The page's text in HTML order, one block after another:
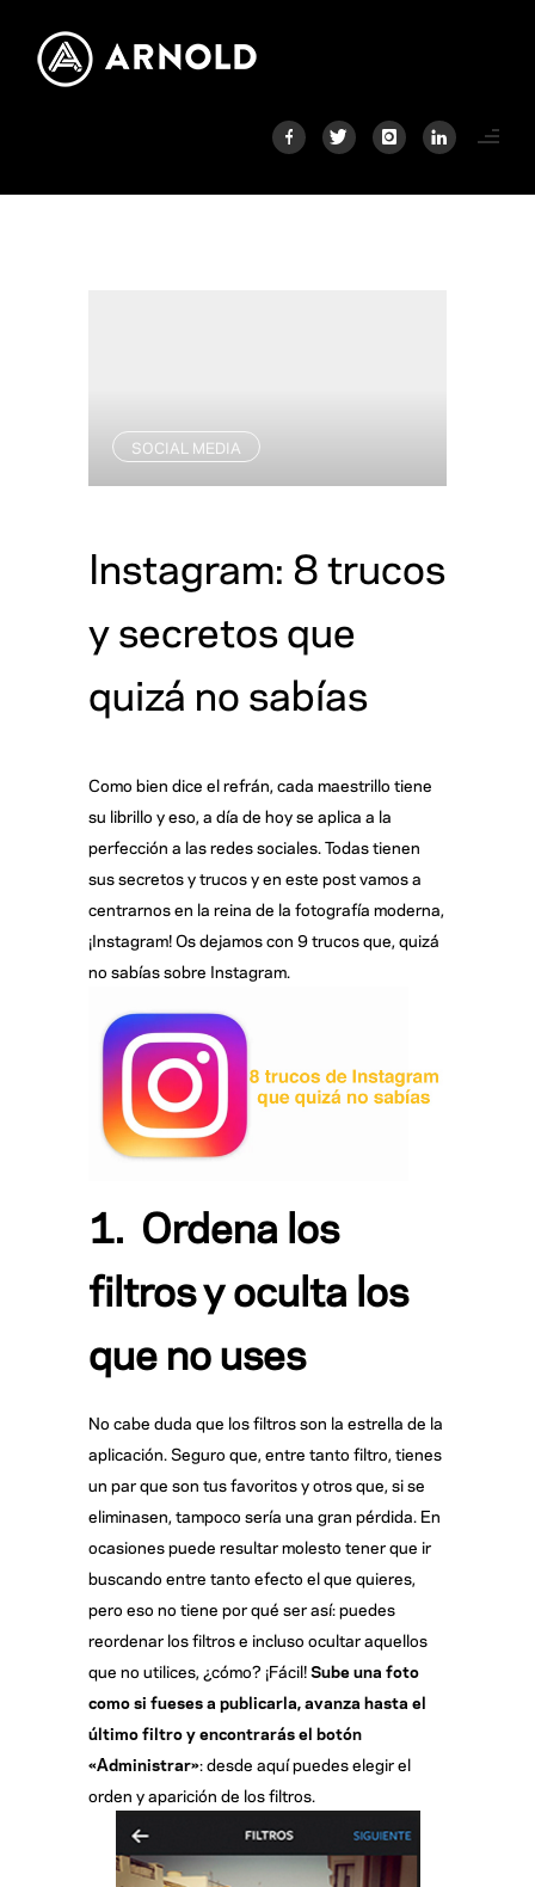
SOCIAL MEDIA
Instagram: 8 trucos
y secretos que
quizá no sabías
Como bien dice el refrán, cada maestrillo tiene
su librillo y eso, a día de hoy se aplica a la
perfección a las redes sociales. Todas tienen
sus secretos y trucos y en este post vamos a
centrarnos en la reina de la fotografía moderna,
¡Instagram! Os dejamos con 9 trucos que, quizá
no sabías sobre Instagram.
1. Ordena los
filtros y oculta los
que no uses
No cabe duda que los filtros son la estrella de la
aplicación. Seguro que, entre tanto filtro, tienes
un par que son tus favoritos y otros que, si se
eliminasen, tampoco sería una gran pérdida. En
ocasiones puede resultar molesto tener que ir
buscando entre tanto efecto el que quieres,
pero eso no tiene por qué ser así: puedes
reordenar los filtros e incluso ocultar aquellos
que no utilices, ¿cómo? ¡Fácil!Sube una foto
como si fueses a publicarla, avanza hasta el
último filtro y encontrarás el botón
«Administrar»: desde aquí puedes elegir el
orden y aparición de los filtros.